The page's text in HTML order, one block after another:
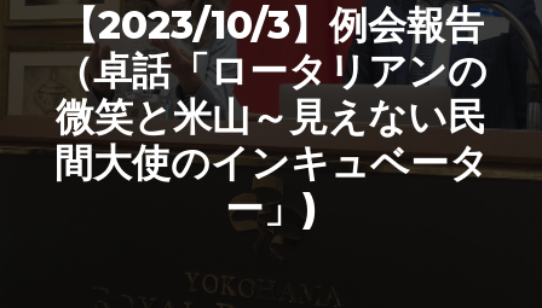
【2023/10/3】例会報告
（卓話「ロータリアンの
微笑と米山～見えない民
間大使のインキュベータ
ー」)